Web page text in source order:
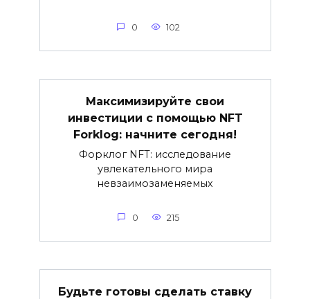
0 102
Максимизируйте свои
инвестиции с помощью NFT
Forklog: начните сегодня!
Форклог NFT: исследование
увлекательного мира
невзаимозаменяемых
0 215
Будьте готовы сделать ставку